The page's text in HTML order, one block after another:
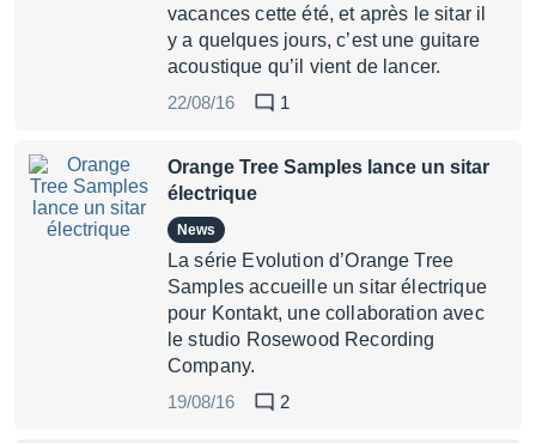
vacances cette été, et après le sitar il
y a quelques jours, c’est une guitare
acoustique qu’il vient de lancer.
22/08/16
1
Orange Tree Samples lance un sitar
électrique
News
La série Evolution d’Orange Tree
Samples accueille un sitar électrique
pour Kontakt, une collaboration avec
le studio Rosewood Recording
Company.
19/08/16
2